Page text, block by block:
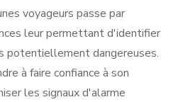
voyageurs passe par
leur permettant d'identifier
potentiellement dangereuses.
à faire confiance à son
les signaux d'alarme